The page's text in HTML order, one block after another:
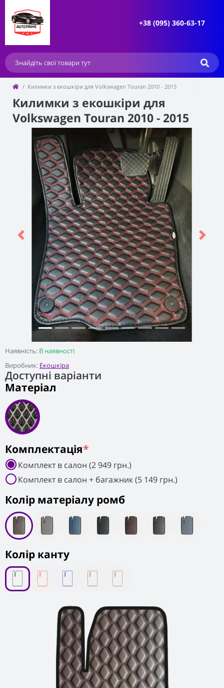
+38 (095) 360-63-17
Килимки з екошкіри для Volkswagen Touran 2010 - 2015
Килимки з екошкіри для
Volkswagen Touran 2010 - 2015
Наявність: В наявності
Виробник: Екошкіра
Previous Next
Доступні варіанти
Матеріал
Колiр матеріалу ромб
Колір канту
Комплектація*
Комплект в салон (2 949 грн.)
Комплект в салон + багажник (5 149 грн.)